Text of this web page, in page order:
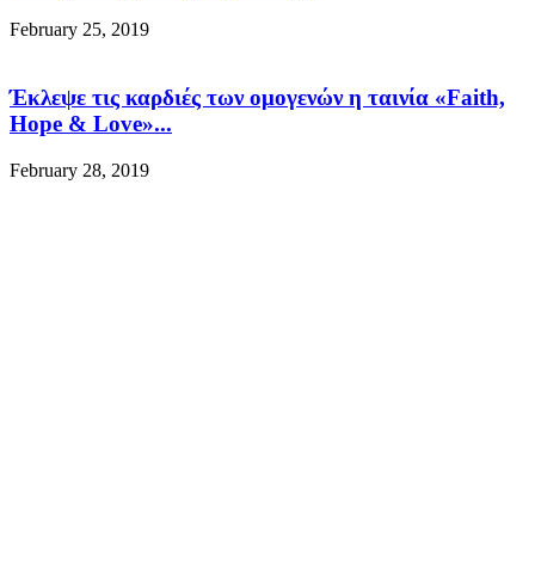
February 25, 2019
Έκλεψε τις καρδιές των ομογενών η ταινία «Faith,
Hope & Love»...
February 28, 2019